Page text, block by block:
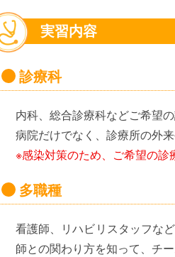
実習内容
診療科
内科、総合診療科などご希望
病院だけでなく、診療所の外
※感染対策のため、ご希望の診
多職種
看護師、リハビリスタッフな
師との関わり方を知って、チ